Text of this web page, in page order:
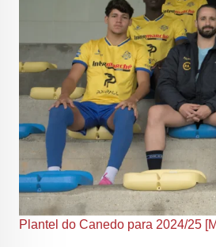
Plantel do Canedo para 2024/25